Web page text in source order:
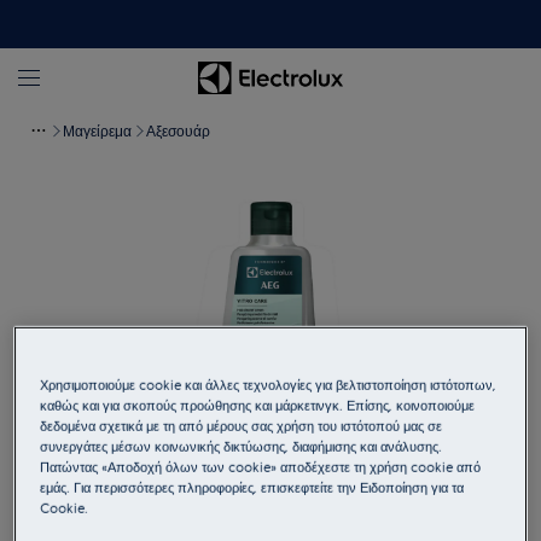
Μαγείρεμα Αξεσουάρ
Πατήστε για μεγέθυνση
Χρησιμοποιούμε cookie και άλλες τεχνολογίες για βελτιστοποίηση ιστότοπων,
καθώς και για σκοπούς προώθησης και μάρκετινγκ. Επίσης, κοινοποιούμε
δεδομένα σχετικά με τη από μέρους σας χρήση του ιστότοπού μας σε
συνεργάτες μέσων κοινωνικής δικτύωσης, διαφήμισης και ανάλυσης.
Πατώντας «Αποδοχή όλων των cookie» αποδέχεστε τη χρήση cookie από
εμάς. Για περισσότερες πληροφορίες, επισκεφτείτε την Ειδοποίηση για τα
Cookie.